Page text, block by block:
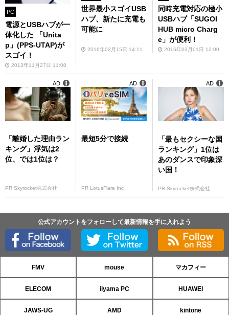
PC
電源とUSBハブが一
体化した 「Unita
p」(PPS-UTAP)が
スゴイ！
2013年11月27日 11:00
世界最小スゴイUSB
ハブ、新たに充電も
可能に
2016年02月15日 14:11
同時充電対応の極小
USBハブ「SUGOI
HUB micro Charg
e」が便利！
2016年03月01日 12:00
「離婚した理由ラン
キング」浮気は2
位、では1位は？
PR Skyrocket株式会社
AD
最短5分で接続
PR LotusFlare Inc
AD
「最もセクシーな国
ランキング」1位は
あのダンスで印象深
い国！
PR Skyrocket株式会社
AD
公式アカウントをフォローして最新情報を手に入れよう
FMV mouse マカフィー
ELECOM iiyama PC HUAWEI
JAWS-UG AMD kintone